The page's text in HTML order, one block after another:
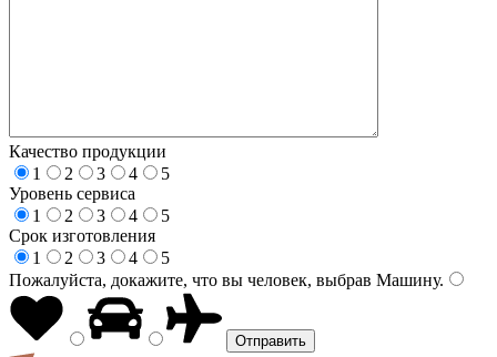
Качество продукции
1
2 3 4
5
Уровень сервиса
1
2 3 4
5
Срок изготовления
1
2 3 4
5
Пожалуйста, докажите, что вы человек, выбрав Машину.